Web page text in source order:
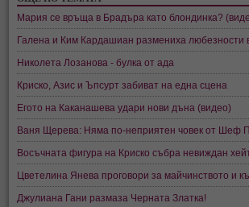
Мария се връща в Брадъра като блондинка?
Галена и Ким Кардашиан размениха любезности
Николета Лозанова - булка от ада
Криско, Азис и Ъпсурт забиват на една сцена
Егото на Каканашева удари нови дъна (видео)
Ваня Щерева: Няма по-неприятен човек от Шеф
Восъчната фигура на Криско събра невиждан
Цветелина Янева проговори за майчинството и
Джулиана Гани размаза Черната Златка!